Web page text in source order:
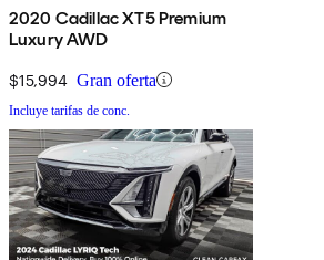
2020 Cadillac XT5 Premium
Luxury AWD
$15,994 Gran oferta
Incluye tarifas de conc.